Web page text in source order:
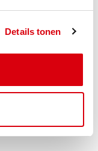
Details tonen